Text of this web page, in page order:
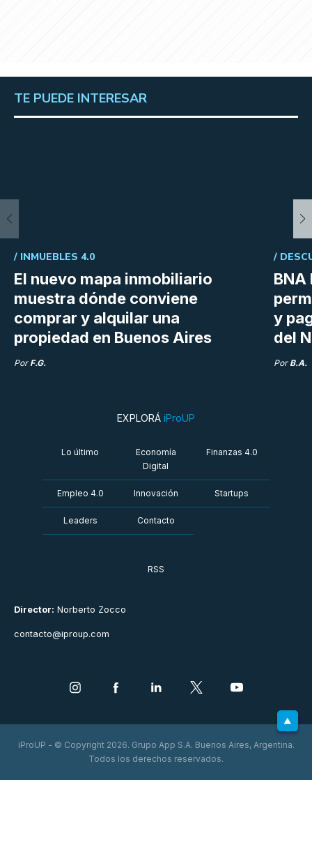
TE PUEDE INTERESAR
El nuevo mapa inmobiliario
muestra dónde conviene
comprar y alquilar una
propiedad en Buenos Aires
/ INMUEBLES 4.0
Por F.G.
BNA
y
del
/
Por B.A.
Director: Norberto Zocco
contacto@iproup.com
EXPLORÁ iProUP
Lo último
Economía
Digital
Finanzas 4.0
Empleo 4.0 Innovación Startups
Leaders Contacto
RSS
iProUP - © Copyright 2026. Grupo App S.A. Buenos Aires, Argentina.
Todos los derechos reservados.